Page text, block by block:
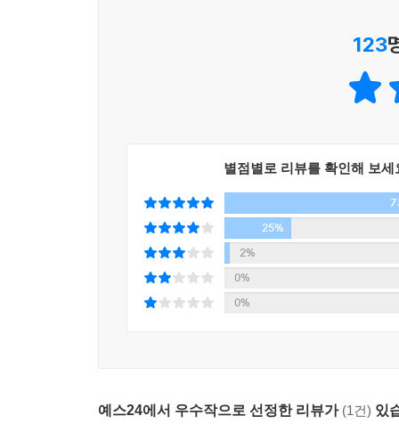
김하나, 황선우 작가 역시 같은 고민을 했고, 적
이야기를 나누다 취향을 알아가면서 이는 잦은
각자의 고양이들을 소개받기도 했다. 김하나 작
욕실에 나와 있는 보디클렌저만 열두 개가 넘
망원동에는 작은 공동체가 있다. 55세대밖에 되
참으로 날씨 좋은 가을밤이었고, 술이 알딸딸
앞에서 헤어지는 사이라니, 한 마을에 사는 옛
주의 일을 끝낸 동네 사람들은 자연스레 만나 서
시절을 함께 보내고 있는 것 같다.
123
별점별로 리뷰를 확인해 보세
25%
2%
0%
0%
예스24에서 우수작으로 선정한 리뷰가 (1건) 있